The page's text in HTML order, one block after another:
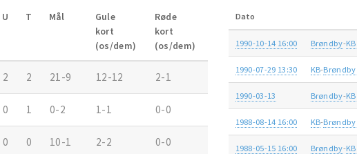
U T Mål
Gule
kort
(os/dem)
Røde
kort
(os/dem)
2 2 21-9 12-12 2-1
0 1 0-2 1-1 0-0
0 0 10-1 2-2 0-0
Dato
1990-10-14 16:00 Brøndby-KB
1990-07-29 13:30 KB-Brøndby
1990-03-13 Brøndby-KB
1988-08-14 16:00 KB-Brøndby
1988-05-15 16:00 Brøndby-KB